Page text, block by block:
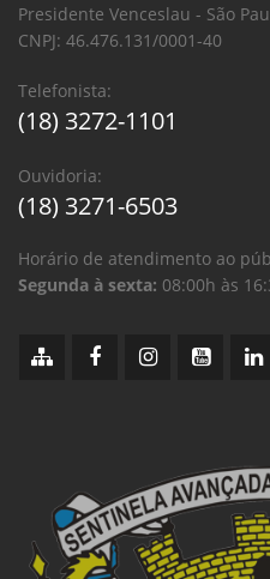
Presidente Venceslau - São
CNPJ: 46.476.131/0001-40
Telefonista:
(18) 3272-1101
Ouvidoria:
(18) 3271-6503
Horário de atendimento ao
Segunda à sexta: 08:00h às